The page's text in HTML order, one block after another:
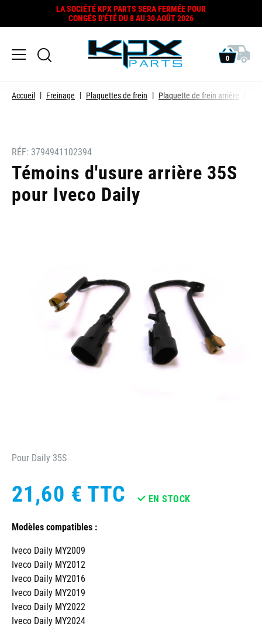
LA SOCIÉTÉ KPX PARTS SERA FERMÉE POUR
CONGÉS D'ÉTÉ DU 8 AU 30 AOÛT 2026
0
Accueil Freinage Plaquettes de frein Plaquette de frein arrière
RÉF: 3794941102394
Témoins d'usure arrière 35S
pour Iveco Daily
Pour Daily 35S
21,60 € TTC EN STOCK
Modèles compatibles :
Iveco Daily MY2009
Iveco Daily MY2012
Iveco Daily MY2016
Iveco Daily MY2019
Iveco Daily MY2022
Iveco Daily MY2024